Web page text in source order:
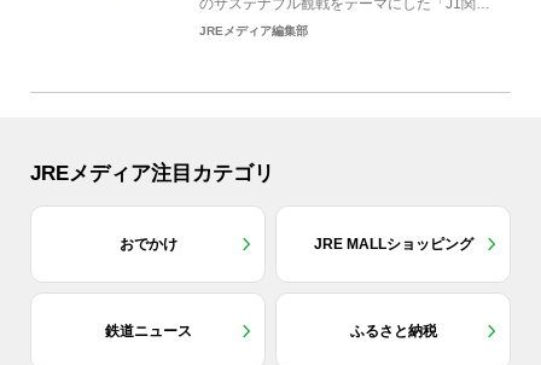
のサステナブル観戦をテーマにした「J1関東8
クラブ×トレイン...
JREメディア編集部
JREメディア注目カテゴリ
おでかけ JRE MALLショッピング
鉄道ニュース ふるさと納税